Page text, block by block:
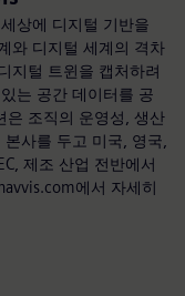
상에 디지털 기반을
와 디지털 세계의 격차
지털 트윈을 캡처하려
는 공간 데이터를 공
은 조직의 운영성, 생산
사를 두고 미국, 영국,
제조 산업 전반에서
에서 자세히